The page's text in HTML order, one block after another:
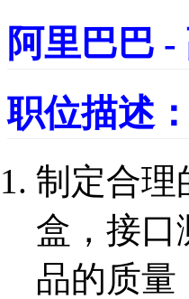
阿里巴巴
职位描述：
制定合理
盒，接口
品的质量